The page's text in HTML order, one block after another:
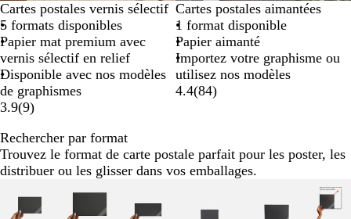
Cartes postales vernis sélectif
5 formats disponibles
Papier mat premium avec
vernis sélectif en relief
Disponible avec nos modèles
de graphismes
3.9(9)
Cartes postales aimantées
1 format disponible
Papier aimanté
Importez votre graphisme ou
utilisez nos modèles
4.4(84)
Rechercher par format
Trouvez le format de carte postale parfait pour les poster, les
distribuer ou les glisser dans vos emballages.